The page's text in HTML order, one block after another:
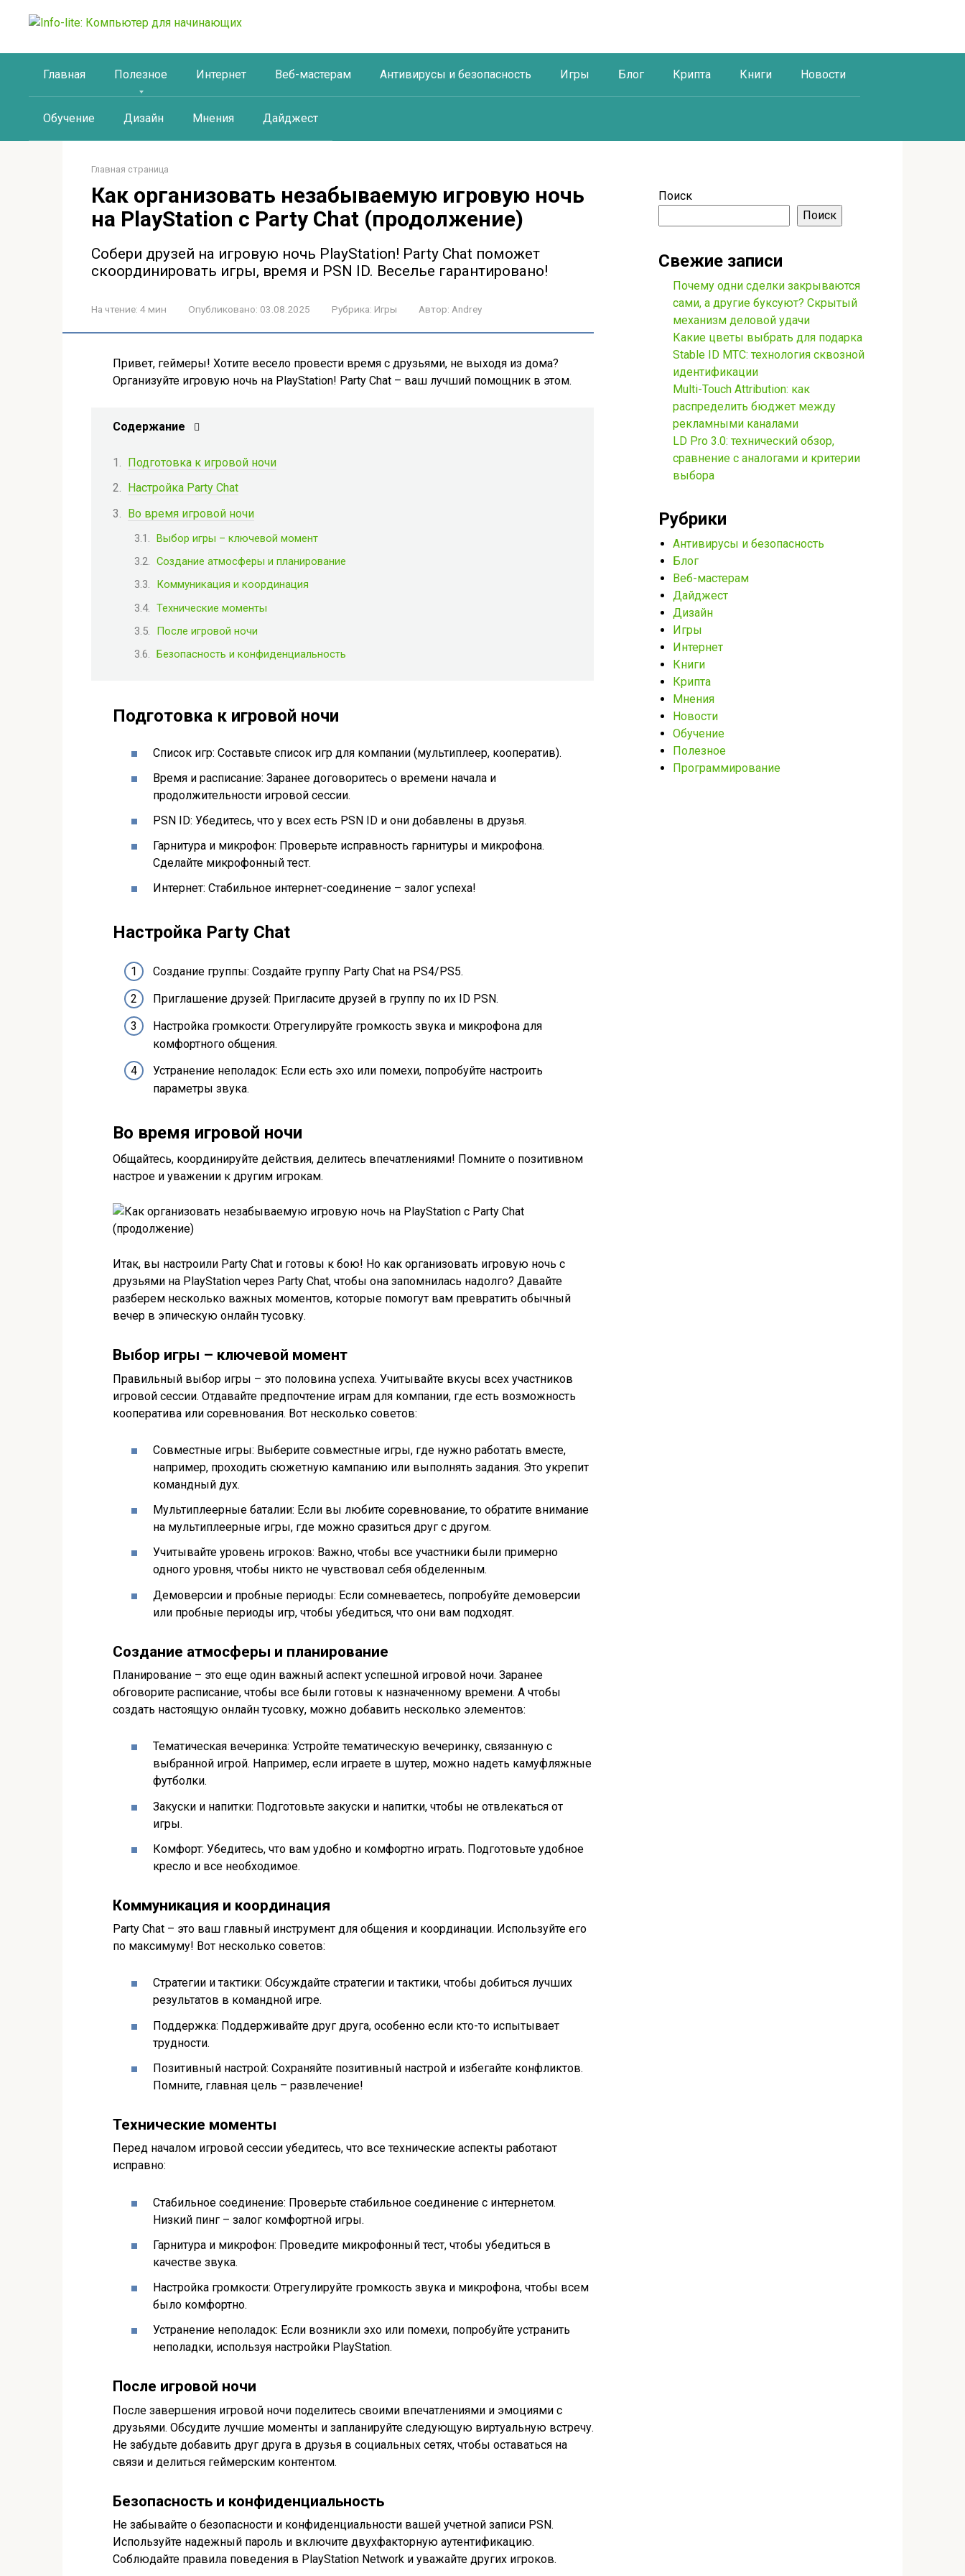
Главная Полезное Интернет Веб-мастерам Антивирусы и безопасность Игры Блог Крипта Книги Новости
Обучение Дизайн Мнения Дайджест
Главная страница
Как организовать незабываемую игровую ночь
на PlayStation с Party Chat (продолжение)
Собери друзей на игровую ночь PlayStation! Party Chat поможет
скоординировать игры, время и PSN ID. Веселье гарантировано!
На чтение: 4 мин Опубликовано: 03.08.2025 Рубрика: Игры Автор: Andrey
Привет, геймеры! Хотите весело провести время с друзьями, не выходя из дома?
Организуйте игровую ночь на PlayStation! Party Chat – ваш лучший помощник в этом.
Содержание
Подготовка к игровой ночи
Настройка Party Chat
Во время игровой ночи
Выбор игры – ключевой момент
Создание атмосферы и планирование
Коммуникация и координация
Технические моменты
После игровой ночи
Безопасность и конфиденциальность
Подготовка к игровой ночи
Список игр: Составьте список игр для компании (мультиплеер, кооператив).
Время и расписание: Заранее договоритесь о времени начала и
продолжительности игровой сессии.
PSN ID: Убедитесь, что у всех есть PSN ID и они добавлены в друзья.
Гарнитура и микрофон: Проверьте исправность гарнитуры и микрофона.
Сделайте микрофонный тест.
Интернет: Стабильное интернет-соединение – залог успеха!
Настройка Party Chat
Создание группы: Создайте группу Party Chat на PS4/PS5.
Приглашение друзей: Пригласите друзей в группу по их ID PSN.
Настройка громкости: Отрегулируйте громкость звука и микрофона для
комфортного общения.
Устранение неполадок: Если есть эхо или помехи, попробуйте настроить
параметры звука.
Во время игровой ночи
Общайтесь, координируйте действия, делитесь впечатлениями! Помните о позитивном
настрое и уважении к другим игрокам.
Итак, вы настроили Party Chat и готовы к бою! Но как организовать игровую ночь с
друзьями на PlayStation через Party Chat, чтобы она запомнилась надолго? Давайте
разберем несколько важных моментов, которые помогут вам превратить обычный
вечер в эпическую онлайн тусовку.
Выбор игры – ключевой момент
Правильный выбор игры – это половина успеха. Учитывайте вкусы всех участников
игровой сессии. Отдавайте предпочтение играм для компании, где есть возможность
кооператива или соревнования. Вот несколько советов:
Совместные игры: Выберите совместные игры, где нужно работать вместе,
например, проходить сюжетную кампанию или выполнять задания. Это укрепит
командный дух.
Мультиплеерные баталии: Если вы любите соревнование, то обратите внимание
на мультиплеерные игры, где можно сразиться друг с другом.
Учитывайте уровень игроков: Важно, чтобы все участники были примерно
одного уровня, чтобы никто не чувствовал себя обделенным.
Демоверсии и пробные периоды: Если сомневаетесь, попробуйте демоверсии
или пробные периоды игр, чтобы убедиться, что они вам подходят.
Создание атмосферы и планирование
Планирование – это еще один важный аспект успешной игровой ночи. Заранее
обговорите расписание, чтобы все были готовы к назначенному времени. А чтобы
создать настоящую онлайн тусовку, можно добавить несколько элементов:
Тематическая вечеринка: Устройте тематическую вечеринку, связанную с
выбранной игрой. Например, если играете в шутер, можно надеть камуфляжные
футболки.
Закуски и напитки: Подготовьте закуски и напитки, чтобы не отвлекаться от
игры.
Комфорт: Убедитесь, что вам удобно и комфортно играть. Подготовьте удобное
кресло и все необходимое.
Коммуникация и координация
Party Chat – это ваш главный инструмент для общения и координации. Используйте его
по максимуму! Вот несколько советов:
Стратегии и тактики: Обсуждайте стратегии и тактики, чтобы добиться лучших
результатов в командной игре.
Поддержка: Поддерживайте друг друга, особенно если кто-то испытывает
трудности.
Позитивный настрой: Сохраняйте позитивный настрой и избегайте конфликтов.
Помните, главная цель – развлечение!
Технические моменты
Перед началом игровой сессии убедитесь, что все технические аспекты работают
исправно:
Стабильное соединение: Проверьте стабильное соединение с интернетом.
Низкий пинг – залог комфортной игры.
Гарнитура и микрофон: Проведите микрофонный тест, чтобы убедиться в
качестве звука.
Настройка громкости: Отрегулируйте громкость звука и микрофона, чтобы всем
было комфортно.
Устранение неполадок: Если возникли эхо или помехи, попробуйте устранить
неполадки, используя настройки PlayStation.
После игровой ночи
После завершения игровой ночи поделитесь своими впечатлениями и эмоциями с
друзьями. Обсудите лучшие моменты и запланируйте следующую виртуальную встречу.
Не забудьте добавить друг друга в друзья в социальных сетях, чтобы оставаться на
связи и делиться геймерским контентом.
Безопасность и конфиденциальность
Не забывайте о безопасности и конфиденциальности вашей учетной записи PSN.
Используйте надежный пароль и включите двухфакторную аутентификацию.
Соблюдайте правила поведения в PlayStation Network и уважайте других игроков.
Поиск
Поиск
Свежие записи
Почему одни сделки закрываются
сами, а другие буксуют? Скрытый
механизм деловой удачи
Какие цветы выбрать для подарка
Stable ID МТС: технология сквозной
идентификации
Multi-Touch Attribution: как
распределить бюджет между
рекламными каналами
LD Pro 3.0: технический обзор,
сравнение с аналогами и критерии
выбора
Рубрики
Антивирусы и безопасность
Блог
Веб-мастерам
Дайджест
Дизайн
Игры
Интернет
Книги
Крипта
Мнения
Новости
Обучение
Полезное
Программирование